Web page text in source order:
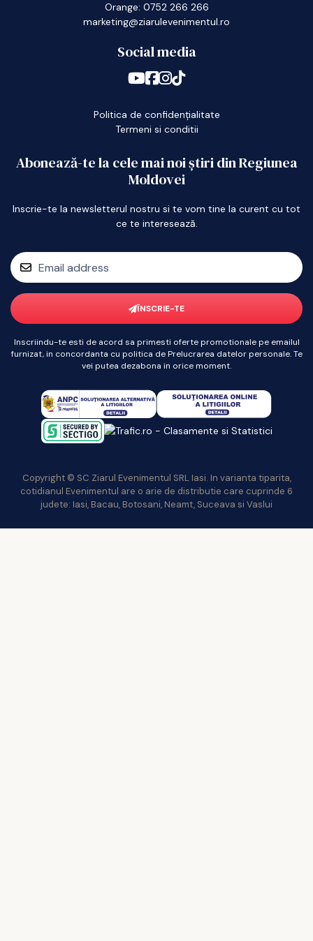
Orange: 0752 266 266
marketing@ziarulevenimentul.ro
Social media
Politica de confidențialitate
Termeni si conditii
Abonează-te la cele mai noi știri din Regiunea
Moldovei
Inscrie-te la newsletterul nostru si te vom tine la curent cu tot
ce te interesează.
ÎNSCRIE-TE
Inscriindu-te esti de acord sa primesti oferte promotionale pe emailul
furnizat, in concordanta cu politica de Prelucrarea datelor personale. Te
vei putea dezabona in orice moment.
Copyright © SC Ziarul Evenimentul SRL Iasi. In varianta tiparita,
cotidianul Evenimentul are o arie de distributie care cuprinde 6
judete: Iasi, Bacau, Botosani, Neamt, Suceava si Vaslui